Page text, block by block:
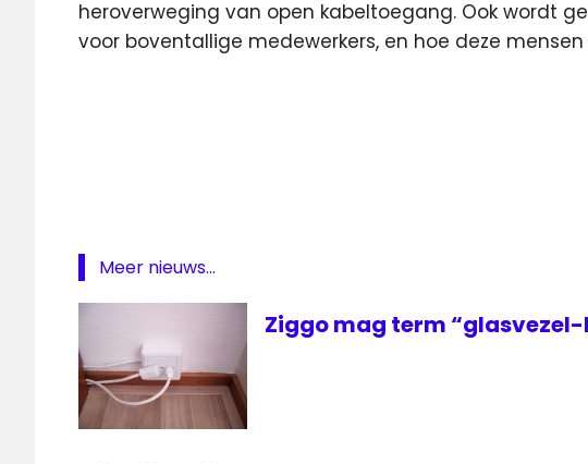
heroverweging van open kabeltoegang. Ook wordt
voor boventallige medewerkers, en hoe deze
Thuis
Meer nieuws...
Ziggo mag term